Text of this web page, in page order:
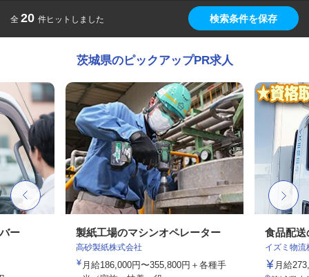
全 20 件ヒットしました 検索条件を保存
茨城県のピックアップPR求人
ー 製紙工場のマシンオペレーター
高砂製紙株式会社
月給186,000円〜355,800円＋各種手
食品配送
イズミ物
月給